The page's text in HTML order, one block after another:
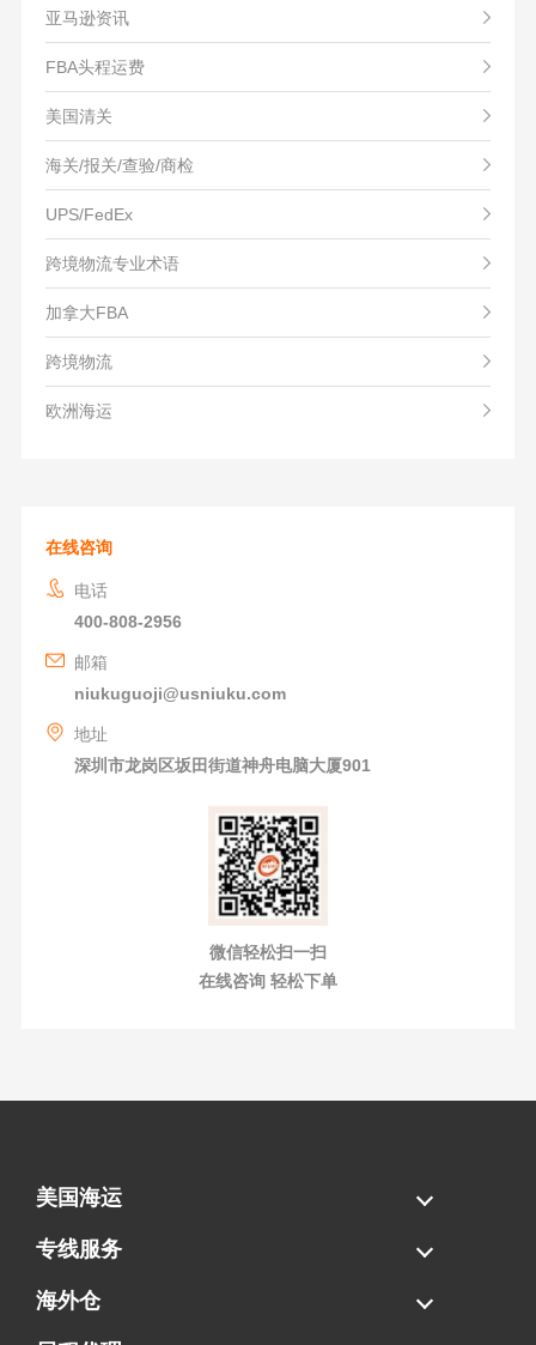
亚马逊资讯
FBA头程运费
美国清关
海关/报关/查验/商检
UPS/FedEx
跨境物流专业术语
加拿大FBA
跨境物流
欧洲海运
在线咨询
电话
400-808-2956
邮箱
niukuguoji@usniuku.com
地址
深圳市龙岗区坂田街道神舟电脑大厦901
微信轻松扫一扫
在线咨询 轻松下单
美国海运
海运拼柜
海运整柜
美国海卡
加拿大海运
专线服务
FBA专线直送
超大件专线
AWD专线
电池专线
海外仓